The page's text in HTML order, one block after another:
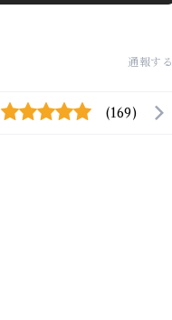
通報する
(169)